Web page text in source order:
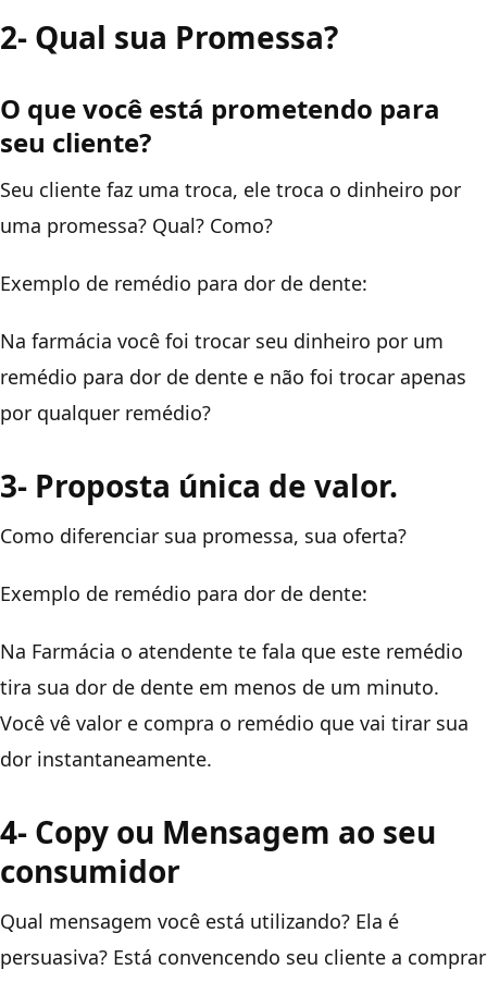
2- Qual sua Promessa?
O que você está prometendo para
seu cliente?
Seu cliente faz uma troca, ele troca o dinheiro por
uma promessa? Qual? Como?
Exemplo de remédio para dor de dente:
Na farmácia você foi trocar seu dinheiro por um
remédio para dor de dente e não foi trocar apenas
por qualquer remédio?
3- Proposta única de valor.
Como diferenciar sua promessa, sua oferta?
Exemplo de remédio para dor de dente:
Na Farmácia o atendente te fala que este remédio
tira sua dor de dente em menos de um minuto.
Você vê valor e compra o remédio que vai tirar sua
dor instantaneamente.
4- Copy ou Mensagem ao seu
consumidor
Qual mensagem você está utilizando? Ela é
persuasiva? Está convencendo seu cliente a comprar